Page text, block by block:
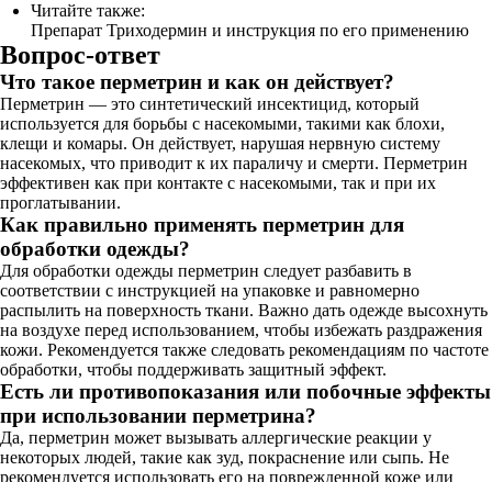
Читайте также:
Препарат Триходермин и инструкция по его применению
Вопрос-ответ
Что такое перметрин и как он действует?
Перметрин — это синтетический инсектицид, который
используется для борьбы с насекомыми, такими как блохи,
клещи и комары. Он действует, нарушая нервную систему
насекомых, что приводит к их параличу и смерти. Перметрин
эффективен как при контакте с насекомыми, так и при их
проглатывании.
Как правильно применять перметрин для
обработки одежды?
Для обработки одежды перметрин следует разбавить в
соответствии с инструкцией на упаковке и равномерно
распылить на поверхность ткани. Важно дать одежде высохнуть
на воздухе перед использованием, чтобы избежать раздражения
кожи. Рекомендуется также следовать рекомендациям по частоте
обработки, чтобы поддерживать защитный эффект.
Есть ли противопоказания или побочные эффекты
при использовании перметрина?
Да, перметрин может вызывать аллергические реакции у
некоторых людей, такие как зуд, покраснение или сыпь. Не
рекомендуется использовать его на поврежденной коже или